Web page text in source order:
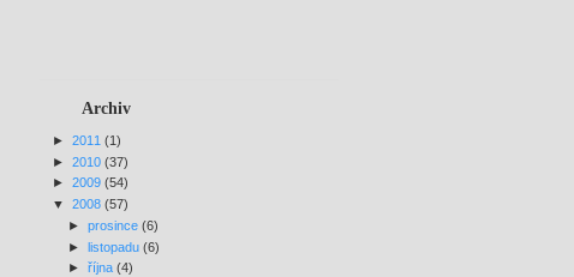
Archiv
► 2011 (1)
► 2010 (37)
► 2009 (54)
▼ 2008 (57)
► prosince (6)
► listopadu (6)
► října (4)